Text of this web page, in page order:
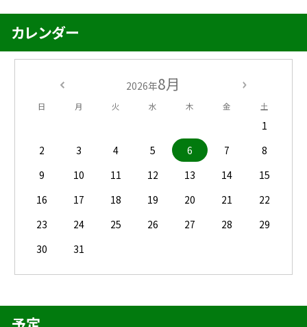
カレンダー
2026年8月
日 月 火 水 木 金 土
1
2
3 4 5 6 7
8
9
10 11 12 13 14
15
16
17 18 19 20 21
22
23
24 25 26 27 28
29
30
31